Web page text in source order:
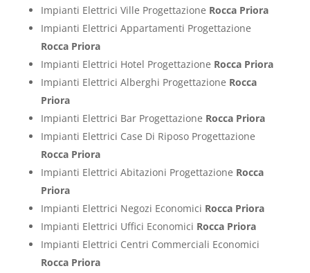
Impianti Elettrici Ville Progettazione Rocca Priora
Impianti Elettrici Appartamenti Progettazione
Rocca Priora
Impianti Elettrici Hotel Progettazione Rocca Priora
Impianti Elettrici Alberghi Progettazione Rocca
Priora
Impianti Elettrici Bar Progettazione Rocca Priora
Impianti Elettrici Case Di Riposo Progettazione
Rocca Priora
Impianti Elettrici Abitazioni Progettazione Rocca
Priora
Impianti Elettrici Negozi Economici Rocca Priora
Impianti Elettrici Uffici Economici Rocca Priora
Impianti Elettrici Centri Commerciali Economici
Rocca Priora